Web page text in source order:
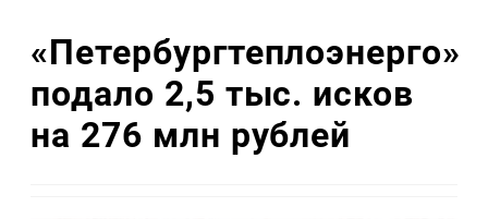
«Петербургтеплоэнерго»
подало 2,5 тыс. исков
на 276 млн рублей